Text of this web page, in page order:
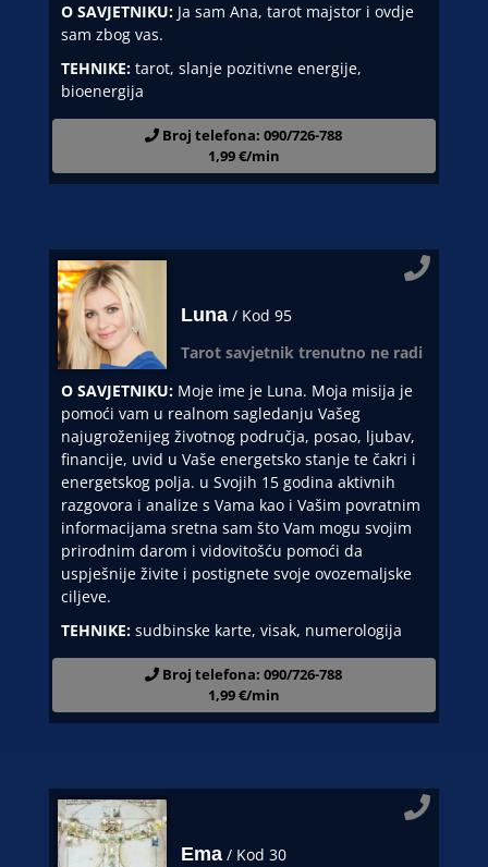
O SAVJETNIKU:Ja sam Ana, tarot majstor i ovdje
sam zbog vas.
TEHNIKE:tarot, slanje pozitivne energije,
bioenergija
Broj telefona: 090/726-788
1,99 €/min
Luna / Kod 95
Tarot savjetnik trenutno ne radi
O SAVJETNIKU:Moje ime je Luna. Moja misija je
pomoći vam u realnom sagledanju Vašeg
najugroženijeg životnog područja, posao, ljubav,
financije, uvid u Vaše energetsko stanje te čakri i
energetskog polja. u Svojih 15 godina aktivnih
razgovora i analize s Vama kao i Vašim povratnim
informacijama sretna sam što Vam mogu svojim
prirodnim darom i vidovitošću pomoći da
uspješnije živite i postignete svoje ovozemaljske
ciljeve.
TEHNIKE:sudbinske karte, visak, numerologija
Broj telefona: 090/726-788
1,99 €/min
Ema / Kod 30